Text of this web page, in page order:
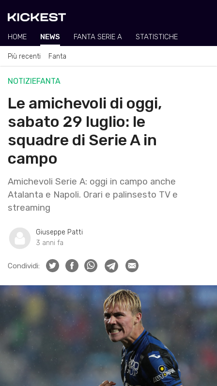
HOME NEWS FANTA SERIE A STATISTICHE
Più recenti Fanta
NOTIZIEFANTA
Le amichevoli di oggi,
sabato 29 luglio: le
squadre di Serie A in
campo
Amichevoli Serie A: oggi in campo anche
Atalanta e Napoli. Orari e palinsesto TV e
streaming
Giuseppe Patti
3 anni fa
Condividi: